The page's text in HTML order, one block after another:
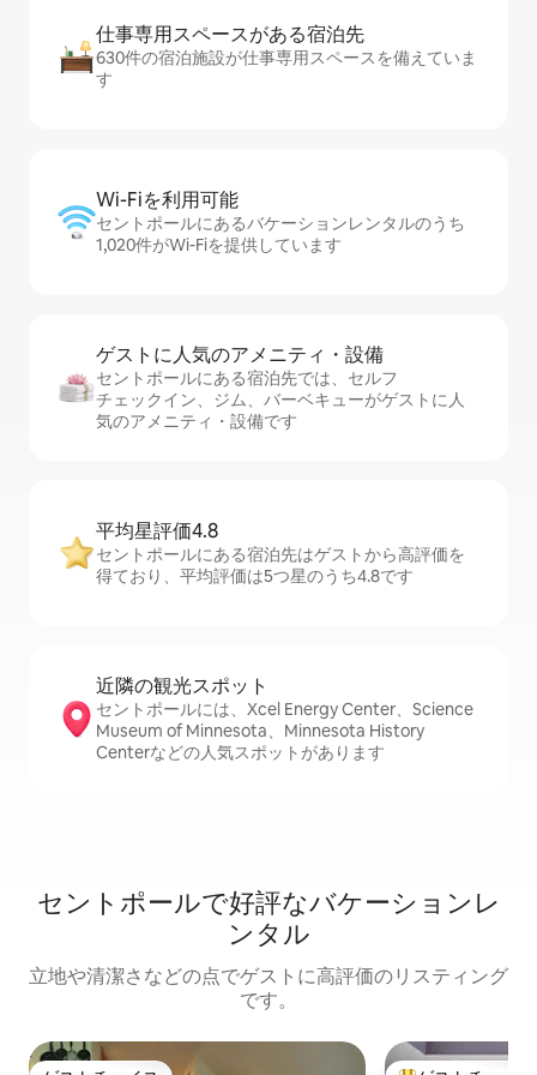
仕事専用ス⁠ペ⁠ー⁠スがあ⁠る宿⁠泊⁠先
630件の宿泊施設が仕事専用スペースを備えていま
す
Wi-Fiを利⁠用⁠可⁠能
セントポールにあるバケーションレンタルのうち
1,020件がWi-Fiを提供しています
ゲストに人⁠気⁠のア⁠メ⁠ニ⁠テ⁠ィ・設⁠備
セントポールにある宿泊先では、セ⁠ル⁠フ
チ⁠ェ⁠ッ⁠ク⁠イ⁠ン、ジム、バーベキューがゲストに人
気のアメニティ・設備です
平均星評価4.8
セントポールにある宿泊先はゲストから高評価を
得ており、平均評価は5つ星のうち4.8です
近隣の観光ス⁠ポ⁠ッ⁠ト
セントポールには、Xcel Energy Center、Science
Museum of Minnesota、Minnesota History
Centerなどの人気スポットがあります
セントポールで好評なバケーションレ
ンタル
立地や清潔さなどの点でゲストに高評価のリスティング
です。